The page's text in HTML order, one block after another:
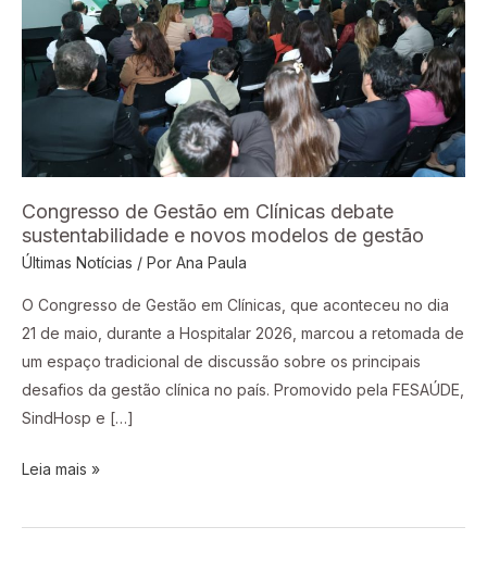
Congresso de Gestão em Clínicas debate
sustentabilidade e novos modelos de gestão
Últimas Notícias / Por Ana Paula
O Congresso de Gestão em Clínicas, que aconteceu no dia
21 de maio, durante a Hospitalar 2026, marcou a retomada de
um espaço tradicional de discussão sobre os principais
desafios da gestão clínica no país. Promovido pela FESAÚDE,
SindHosp e […]
Clínicas
debate
sustentabilidade
e
de
gestão
Leia mais »